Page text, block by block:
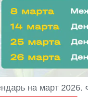
на март 2026.